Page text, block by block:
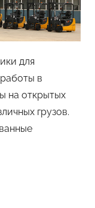
для
в
на открытых
грузов.